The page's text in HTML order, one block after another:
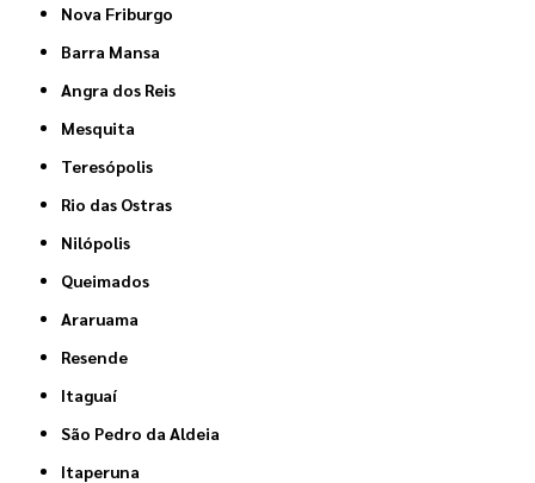
Nova Friburgo
Barra Mansa
Angra dos Reis
Mesquita
Teresópolis
Rio das Ostras
Nilópolis
Queimados
Araruama
Resende
Itaguaí
São Pedro da Aldeia
Itaperuna